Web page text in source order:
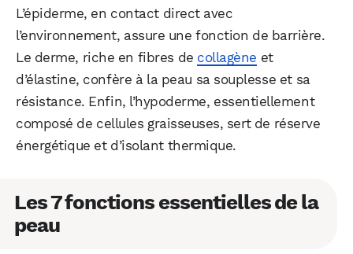
L’épiderme, en contact direct avec
l’environnement, assure une fonction de barrière.
Le derme, riche en fibres de collagène et
d’élastine, confère à la peau sa souplesse et sa
résistance. Enfin, l’hypoderme, essentiellement
composé de cellules graisseuses, sert de réserve
énergétique et d’isolant thermique.
Les 7 fonctions essentielles de la
peau